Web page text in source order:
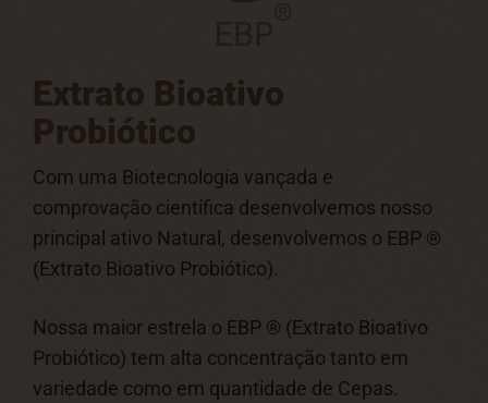
Extrato Bioativo
Probiótico
Com uma Biotecnologia vançada e
comprovação científica desenvolvemos nosso
principal ativo Natural, desenvolvemos o EBP ®
(Extrato Bioativo Probiótico).
Nossa maior estrela o EBP ® (Extrato Bioativo
Probiótico) tem alta concentração tanto em
variedade como em quantidade de Cepas.